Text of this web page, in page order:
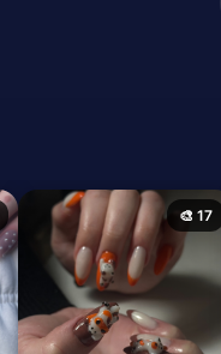
🎨 17